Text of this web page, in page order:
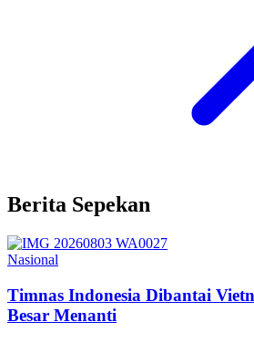
Berita Sepekan
Nasional
Timnas Indonesia Dibantai
Besar Menanti